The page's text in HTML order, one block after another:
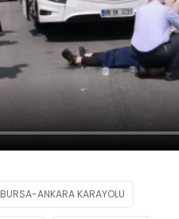
BURSA-ANKARA KARAYOLU